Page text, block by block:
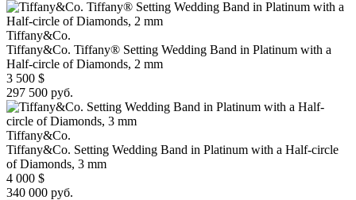
Tiffany&Co.
Tiffany&Co. Tiffany® Setting Wedding Band in Platinum with a
Half-circle of Diamonds, 2 mm
3 500 $
297 500 руб.
Tiffany&Co.
Tiffany&Co. Setting Wedding Band in Platinum with a Half-circle
of Diamonds, 3 mm
4 000 $
340 000 руб.